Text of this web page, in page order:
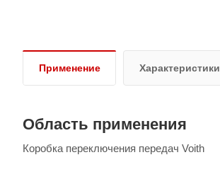
Применение Характеристики
Область применения
Коробка переключения передач Voith